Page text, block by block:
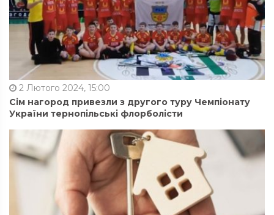
2 Лютого 2024, 15:00
Сім нагород привезли з другого туру Чемпіонату
України тернопільські флорболісти